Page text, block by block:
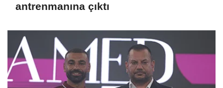
antrenmanına çıktı